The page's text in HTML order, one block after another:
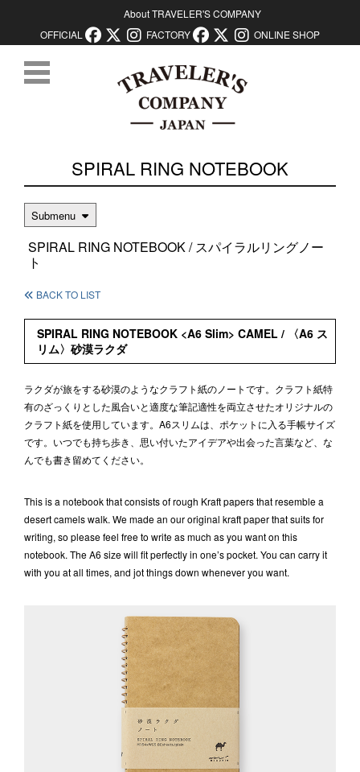
About TRAVELER'S COMPANY
OFFICIAL
FACTORY ONLINE SHOP
SPIRAL RING NOTEBOOK
Submenu
SPIRAL RING NOTEBOOK / スパイラルリングノー
ト
BACK TO LIST
SPIRAL RING NOTEBOOK <A6 Slim> CAMEL / 〈A6 ス
リム〉砂漠ラクダ
ラクダが旅をする砂漠のようなクラフト紙のノートです。クラフト紙特
有のざっくりとした風合いと適度な筆記適性を両立させたオリジナルの
クラフト紙を使用しています。A6スリムは、ポケットに入る手帳サイズ
です。いつでも持ち歩き、思い付いたアイデアや出会った言葉など、な
んでも書き留めてください。
This is a notebook that consists of rough Kraft papers that resemble a
desert camels walk. We made an our original kraft paper that suits for
writing, so please feel free to write as much as you want on this
notebook. The A6 size will fit perfectly in one’s pocket. You can carry it
with you at all times, and jot things down whenever you want.